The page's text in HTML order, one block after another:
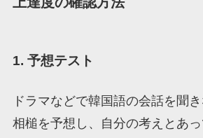
1. 予想テスト
ドラマなどで韓国語の会話を聞
相槌を予想し、自分の考えとあ